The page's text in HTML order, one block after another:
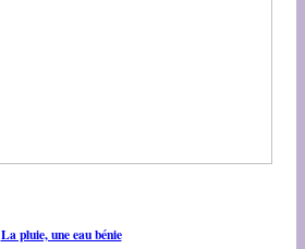
La pluie, une eau bénie